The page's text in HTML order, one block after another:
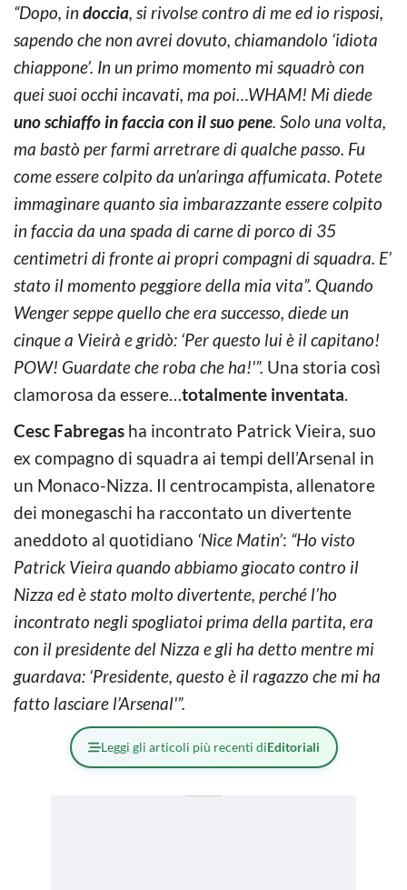
“Dopo, in doccia, si rivolse contro di me ed io risposi,
sapendo che non avrei dovuto, chiamandolo ‘idiota
chiappone’. In un primo momento mi squadrò con
quei suoi occhi incavati, ma poi…WHAM! Mi diede
uno schiaffo in faccia con il suo pene. Solo una volta,
ma bastò per farmi arretrare di qualche passo. Fu
come essere colpito da un’aringa affumicata. Potete
immaginare quanto sia imbarazzante essere colpito
in faccia da una spada di carne di porco di 35
centimetri di fronte ai propri compagni di squadra. E’
stato il momento peggiore della mia vita”. Quando
Wenger seppe quello che era successo, diede un
cinque a Vieirà e gridò: ‘Per questo lui è il capitano!
POW! Guardate che roba che ha!'”. Una storia così
clamorosa da essere…totalmente inventata.
Cesc Fabregas ha incontrato Patrick Vieira, suo
ex compagno di squadra ai tempi dell’Arsenal in
un Monaco-Nizza. Il centrocampista, allenatore
dei monegaschi ha raccontato un divertente
aneddoto al quotidiano ‘Nice Matin’: “Ho visto
Patrick Vieira quando abbiamo giocato contro il
Nizza ed è stato molto divertente, perché l’ho
incontrato negli spogliatoi prima della partita, era
con il presidente del Nizza e gli ha detto mentre mi
guardava: ‘Presidente, questo è il ragazzo che mi ha
fatto lasciare l’Arsenal'”.
Leggi gli articoli più recenti diEditoriali